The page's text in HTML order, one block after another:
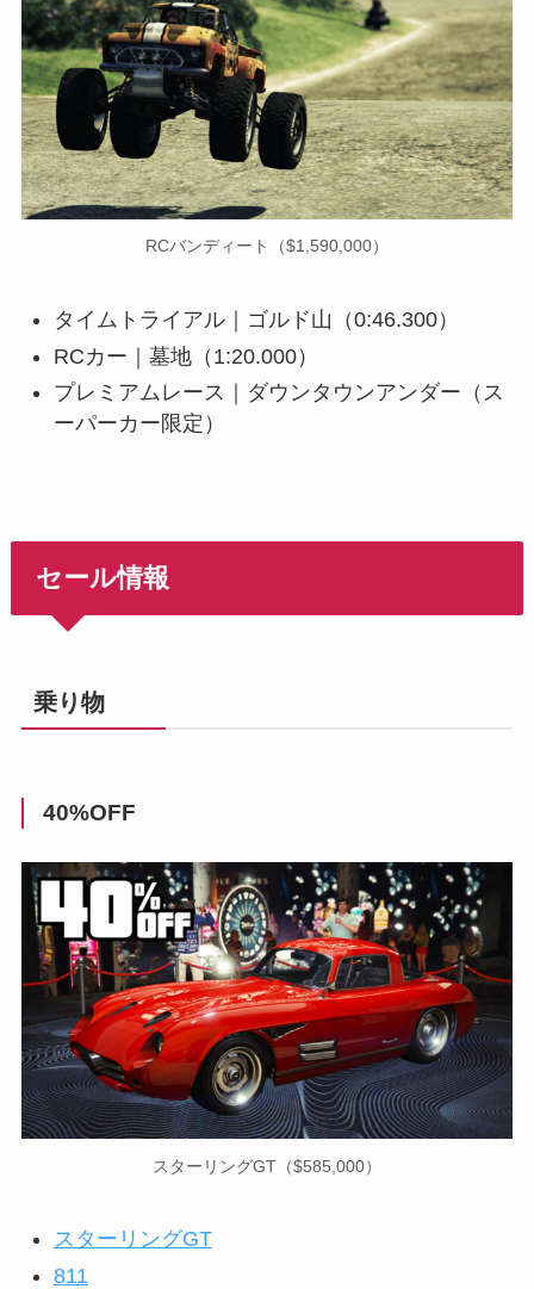
RCバンディート（$1,590,000）
タイムトライアル｜ゴルド山（0:46.300）
RCカー｜墓地（1:20.000）
プレミアムレース｜ダウンタウンアンダー（ス
ーパーカー限定）
セール情報
乗り物
40%OFF
スターリングGT（$585,000）
スターリングGT
811